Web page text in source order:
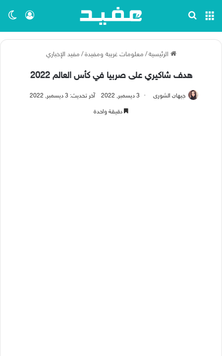
تسجيل القائمة
الرئيسية / معلومات غريبة ومفيدة / مفيد الإخباري
هدف شاكيري على صربيا في كأس العالم 2022
جيهان الشورى 3 ديسمبر, 2022 آخر تحديث: 3 ديسمبر, 2022
دقيقة واحدة